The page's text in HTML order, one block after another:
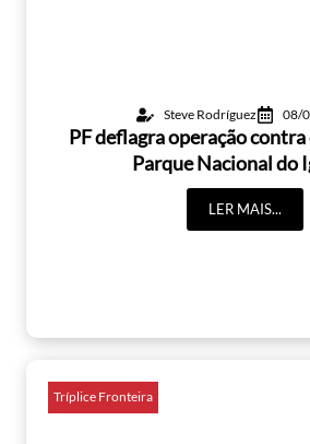
Steve Rodríguez 08/
PF deflagra operação contra
Parque Nacional do
LER MAIS...
Tríplice Fronteira